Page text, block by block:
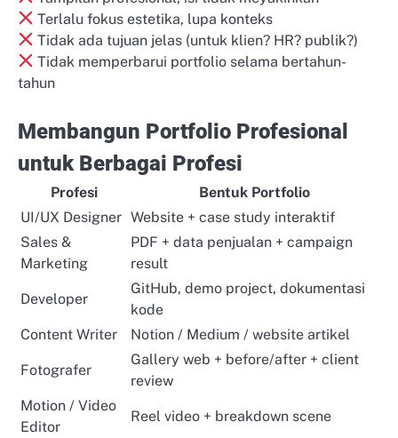
Terlalu fokus estetika, lupa konteks
Tidak ada tujuan jelas (untuk klien? HR? publik?)
Tidak memperbarui portfolio selama bertahun-
tahun
Membangun Portfolio Profesional
untuk Berbagai Profesi
Profesi
Bentuk Portfolio
UI/UX Designer Website + case study interaktif
Sales &
Marketing
PDF + data penjualan + campaign
result
Developer
GitHub, demo project, dokumentasi
kode
Content Writer
Notion / Medium / website artikel
Fotografer
Gallery web + before/after + client
review
Motion / Video
Editor
Reel video + breakdown scene